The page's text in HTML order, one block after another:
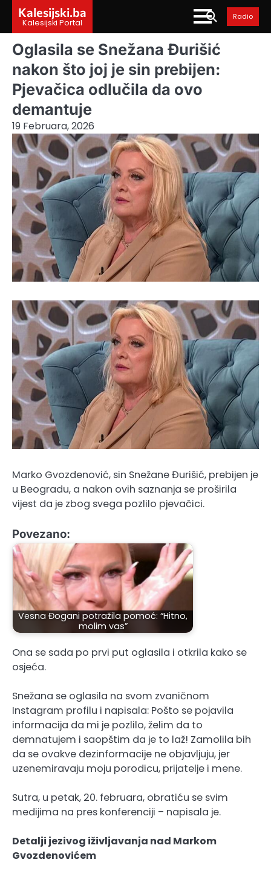
content
Kalesijski.ba
Kalesijski Portal
Radio
Oglasila se Snežana Đurišić
nakon što joj je sin prebijen:
Pjevačica odlučila da ovo
demantuje
19 Februara, 2026
Marko Gvozdenović, sin Snežane Đurišić, prebijen je
u Beogradu, a nakon ovih saznanja se proširila
vijest da je zbog svega pozlilo pjevačici.
Povezano:
Vesna Đogani potražila pomoć: “Hitno,
molim vas”
Ona se sada po prvi put oglasila i otkrila kako se
osjeća.
Snežana se oglasila na svom zvaničnom
Instagram profilu i napisala: Pošto se pojavila
informacija da mi je pozlilo, želim da to
demnatujem i saopštim da je to laž! Zamolila bih
da se ovakve dezinformacije ne objavljuju, jer
uzenemiravaju moju porodicu, prijatelje i mene.
Sutra, u petak, 20. februara, obratiću se svim
medijima na pres konferenciji – napisala je.
Detalji jezivog iživljavanja nad Markom
Gvozdenovićem